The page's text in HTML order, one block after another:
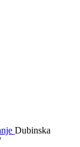
Dubinska